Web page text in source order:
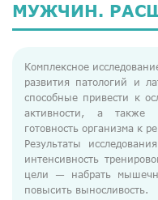
МУЖЧИН.
Комплексное
развития патологий и
способные привести к
активности, а также
готовность организма к
Результаты
интенсивность
цели — набрать
повысить выносливость.